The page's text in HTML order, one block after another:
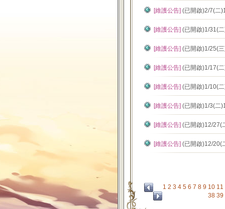
[維護公告] (已開啟)2/7(二
[維護公告] (已開啟)1/31(
[維護公告] (已開啟)1/25(
[維護公告] (已開啟)1/17(
[維護公告] (已開啟)1/10(
[維護公告] (已開啟)1/3(二
[維護公告] (已開啟)12/27(
[維護公告] (已開啟)12/20(
1 2 3 4 5 6 7 8 9 10 11
38 39